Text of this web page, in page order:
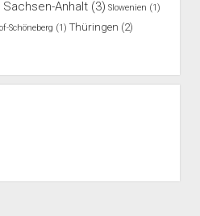
Sachsen-Anhalt(3) Slowenien (1)
Schöneberg (1) Thüringen (2)